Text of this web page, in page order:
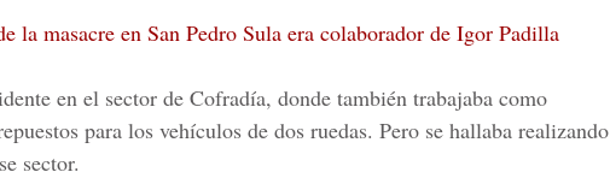
la masacre en San Pedro Sula era colaborador de Igor Padilla
en el sector de Cofradía, donde también trabajaba como
para los vehículos de dos ruedas. Pero se hallaba realizando
sector.